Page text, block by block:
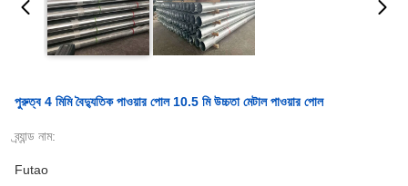
পুরুত্ব 4 মিমি বৈদ্যুতিক পাওয়ার পোল 10.5 মি উচ্চতা মেটাল পাওয়ার পোল
ব্র্যান্ড নাম:
Futao